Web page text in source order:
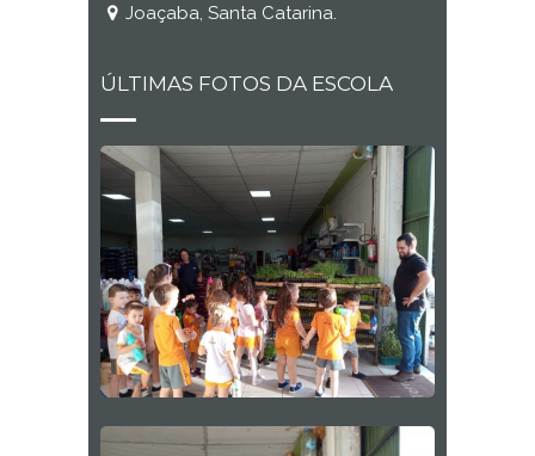
Joaçaba, Santa Catarina.
ÚLTIMAS FOTOS DA ESCOLA